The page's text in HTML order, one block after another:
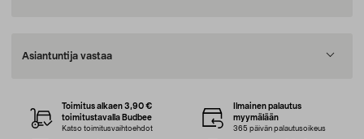
Asiantuntija vastaa
Toimitus alkaen 3,90 €
toimitustavalla Budbee
Katso toimitusvaihtoehdot
Ilmainen palautus
myymälään
365 päivän palautusoikeus